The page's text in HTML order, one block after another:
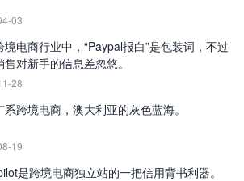
03
境电商行业中，“Paypal报白”是包装词，不过
对新手的信息差忽悠。
28
系跨境电商，澳大利亚的灰色蓝海。
19
是跨境电商独立站的一把信用背书利器。